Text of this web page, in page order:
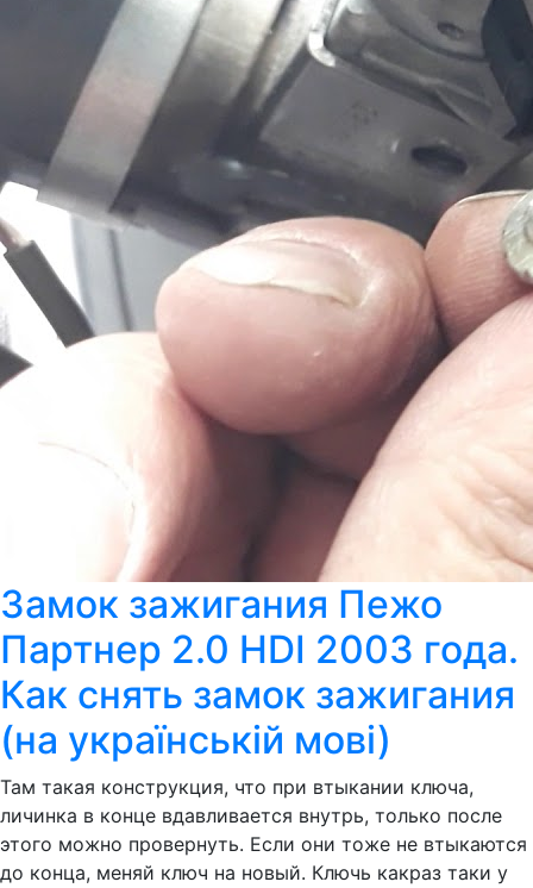
Замок зажигания Пежо
Партнер 2.0 HDI 2003 года.
Как снять замок зажигания
(на українській мові)
Там такая конструкция, что при втыкании ключа,
личинка в конце вдавливается внутрь, только после
этого можно провернуть. Если они тоже не втыкаются
до конца, меняй ключ на новый. Ключь какраз таки у